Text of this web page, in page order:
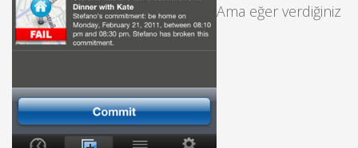
Ama eğer verdiğiniz